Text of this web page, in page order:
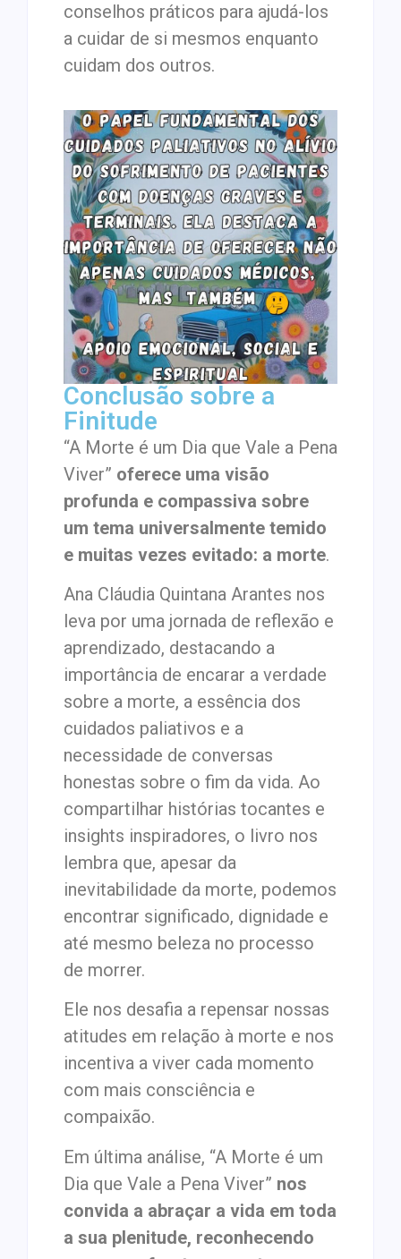
conselhos práticos para ajudá-los
a cuidar de si mesmos enquanto
cuidam dos outros.
Conclusão sobre a
Finitude
“A Morte é um Dia que Vale a Pena
Viver” oferece uma visão
profunda e compassiva sobre
um tema universalmente temido
e muitas vezes evitado: a morte.
Ana Cláudia Quintana Arantes nos
leva por uma jornada de reflexão e
aprendizado, destacando a
importância de encarar a verdade
sobre a morte, a essência dos
cuidados paliativos e a
necessidade de conversas
honestas sobre o fim da vida. Ao
compartilhar histórias tocantes e
insights inspiradores, o livro nos
lembra que, apesar da
inevitabilidade da morte, podemos
encontrar significado, dignidade e
até mesmo beleza no processo
de morrer.
Ele nos desafia a repensar nossas
atitudes em relação à morte e nos
incentiva a viver cada momento
com mais consciência e
compaixão.
Em última análise, “A Morte é um
Dia que Vale a Pena Viver” nos
convida a abraçar a vida em toda
a sua plenitude, reconhecendo